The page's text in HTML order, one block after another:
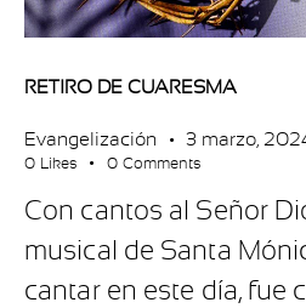
RETIRO DE CUARESMA
Evangelización 3 marzo,
0 Likes 0 Comments
Con cantos al Señor
musical de Santa
cantar en este día, fue